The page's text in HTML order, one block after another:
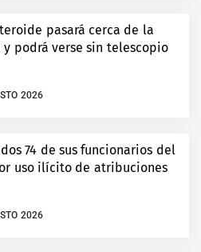
pasará cerca de la
y podrá verse sin telescopio
2026
74 de sus funcionarios del
uso ilícito de atribuciones
2026